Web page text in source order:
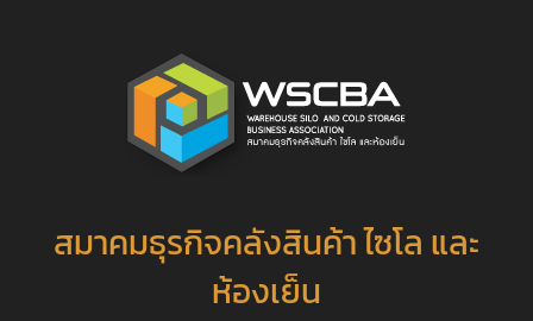
สมาคมธุรกิจคลังสินค้า ไซโล และ
ห้องเย็น